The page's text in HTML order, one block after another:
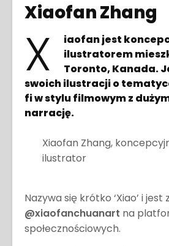
Xiaofan Zhang
X
iaofan jest
ilustratorem
Toronto, Kanada.
swoich ilustracji o
fi w stylu filmowym z
narrację.
Xiaofan Zhang,
ilustrator
Nazywa się krótko ‘Xiao’ i jest
@xiaofanchuanart na
społecznościowych.